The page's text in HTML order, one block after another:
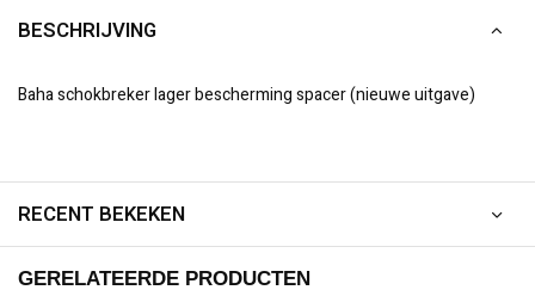
BESCHRIJVING
Baha schokbreker lager bescherming spacer (nieuwe uitgave)
RECENT BEKEKEN
GERELATEERDE PRODUCTEN